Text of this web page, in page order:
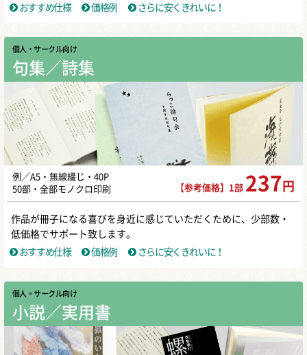
おすすめ仕様
価格例 さらに安くきれいに！
個人・サークル向け
句集／詩集
例／A5・無線綴じ・40P
50部・全部モノクロ印刷
【参考価格】1部 237 円
作品が冊子になる喜びを身近に感じていただくために、少部数・
低価格でサポート致します。
おすすめ仕様
価格例 さらに安くきれいに！
個人・サークル向け
小説／実用書